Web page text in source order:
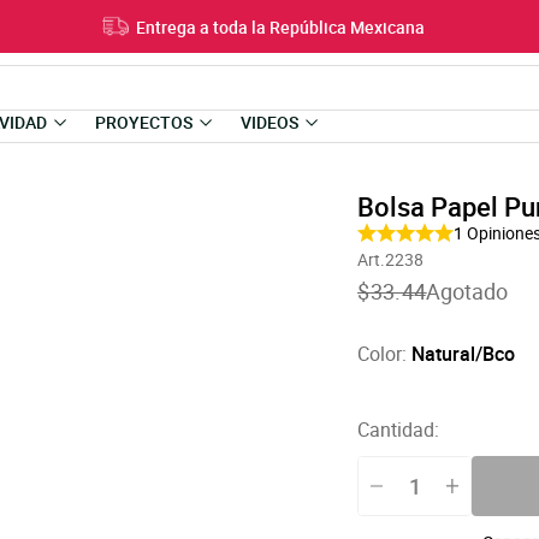
Entrega a toda la República Mexicana
PROYECTOS VIDEOS
Bolsa Papel
1
Art.2238
Translation
missing:
$33.44Agotado
Color: Natural/Bco
Cantidad: